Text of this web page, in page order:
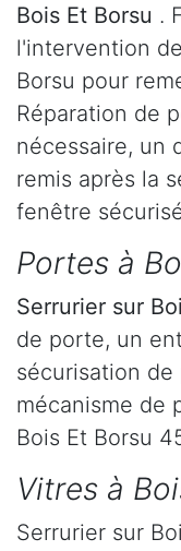
Bois Et Borsu .
l'intervention
Borsu pour
Réparation de
nécessaire, un
remis après la
fenêtre
Portes à
Serrurier sur
de porte, un
sécurisation
mécanisme de
Bois Et Borsu
Vitres à
Serrurier sur